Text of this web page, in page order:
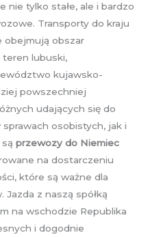
nie tylko stałe, ale i bardzo
Transporty do kraju
obejmują obszar
teren lubuski,
kujawsko-
powszechniej
udających się do
osobistych, jak i
przewozy do Niemiec
na dostarczeniu
które są ważne dla
z naszą spółką
na wschodzie Republika
i dogodnie